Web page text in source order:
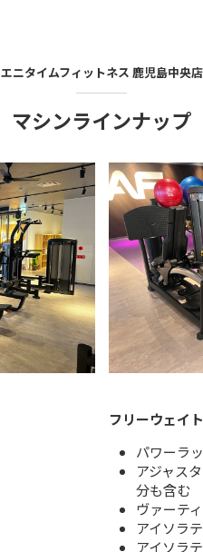
エニタイムフィットネス 鹿児島中央店
マシンラインナップ
フリーウェイ
パワーラ
アジャス
分も含む
ヴァーテ
アイソラ
アイソラ